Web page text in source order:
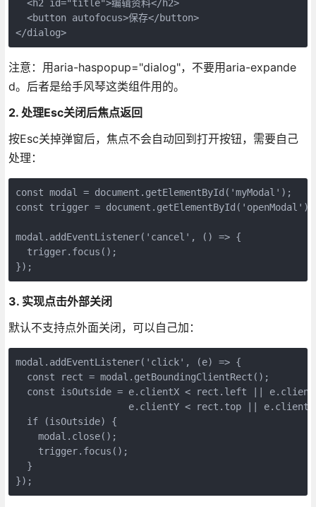
  <h2 id="title">编辑资料</h2>
  <button autofocus>保存</button>
</dialog>
注意：用aria-haspopup="dialog"，不要用aria-expande
d。后者是给手风琴这类组件用的。
2. 处理Esc关闭后焦点返回
按Esc关掉弹窗后，焦点不会自动回到打开按钮，需要自己
处理：
const modal = document.getElementById('myModal');
const trigger = document.getElementById('openModal');
modal.addEventListener('cancel', () => {
  trigger.focus();
});
3. 实现点击外部关闭
默认不支持点外面关闭，可以自己加：
modal.addEventListener('click', (e) => {
  const rect = modal.getBoundingClientRect();
const isOutside = e.clientX < rect.left ||
e.clientY < rect.top ||
  if (isOutside) {
    modal.close();
    trigger.focus();
  }
});